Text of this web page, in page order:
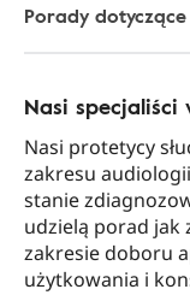
Porady
Nasi specjaliści
Nasi protetycy
zakresu
stanie
udzielą porad jak
zakresie doboru
użytkowania i